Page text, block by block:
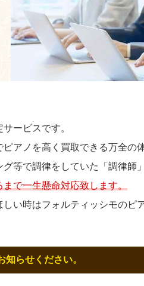
ービスです。
アノを高く買取できる万全の
等で調律をしていた「調律師
で一生懸命対応致します。
い時はフォルティッシモのピ
知らせください。